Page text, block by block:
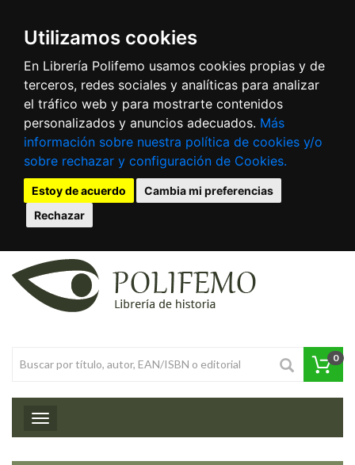
Utilizamos cookies
En Librería Polifemo usamos cookies propias y de
terceros, redes sociales y analíticas para analizar
el tráfico web y para mostrarte contenidos
personalizados y anuncios adecuados. Más
información sobre nuestra política de cookies y/o
sobre rechazar y configuración de Cookies.
Estoy de acuerdo
Cambia mi preferencias
Rechazar
0
Toggle navigation